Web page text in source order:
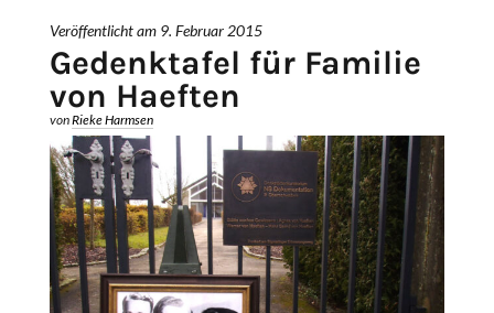
Veröffentlicht am 9. Februar 2015
Gedenktafel für Familie
von Haeften
vonRieke Harmsen